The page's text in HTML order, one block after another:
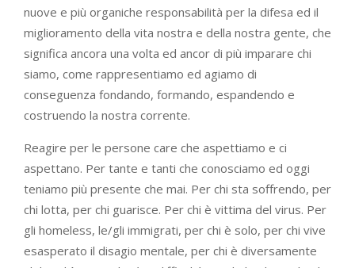
nuove e più organiche responsabilità per la difesa ed il
miglioramento della vita nostra e della nostra gente, che
significa ancora una volta ed ancor di più imparare chi
siamo, come rappresentiamo ed agiamo di
conseguenza fondando, formando, espandendo e
costruendo la nostra corrente.
Reagire per le persone care che aspettiamo e ci
aspettano. Per tante e tanti che conosciamo ed oggi
teniamo più presente che mai. Per chi sta soffrendo, per
chi lotta, per chi guarisce. Per chi è vittima del virus. Per
gli homeless, le/gli immigrati, per chi è solo, per chi vive
esasperato il disagio mentale, per chi è diversamente